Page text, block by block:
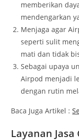
memberikan
mendengarkan
Menjaga agar
seperti sulit
mati dan tidak
Sebagai upaya
Airpod menjadi
dengan rutin
Baca Juga Artikel :
Layanan